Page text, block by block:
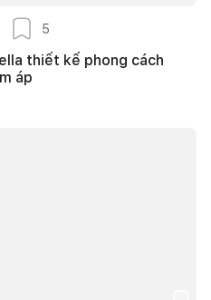
5
thiết kế phong cách
áp